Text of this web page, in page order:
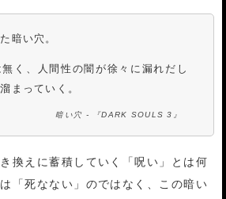
暗い穴。
く、人間性の闇が徐々に漏れだし
まっていく。
暗い穴 - 『DARK SOULS 3』
換えに蓄積していく「呪い」とは何
「死なない」のではなく、この暗い